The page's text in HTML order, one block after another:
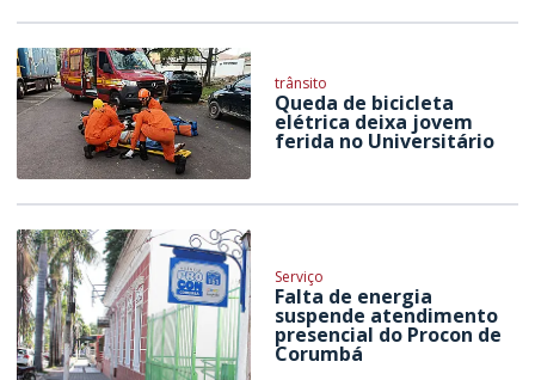
trânsito
Queda de bicicleta
elétrica deixa jovem
ferida no Universitário
Serviço
Falta de energia
suspende atendimento
presencial do Procon de
Corumbá